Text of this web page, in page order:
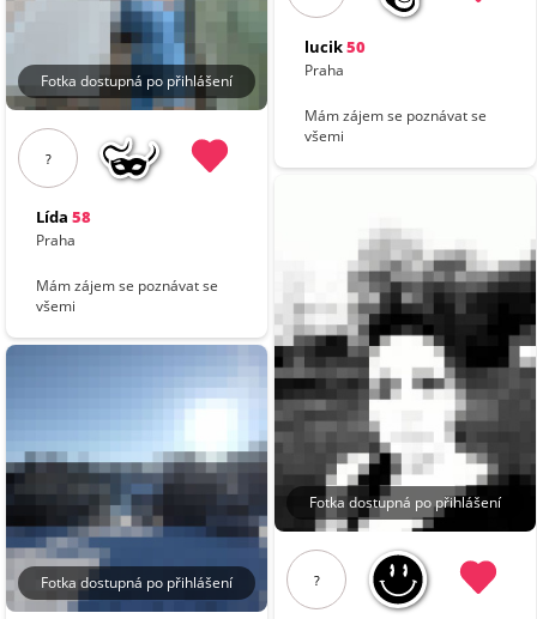
Fotka dostupná po přihlášení
?
Lída 58
Praha
Mám zájem se poznávat se
všemi
Fotka dostupná po přihlášení
lucik50
Praha
Mám zájem se poznávat se
všemi
Fotka dostupná po přihlášení
?